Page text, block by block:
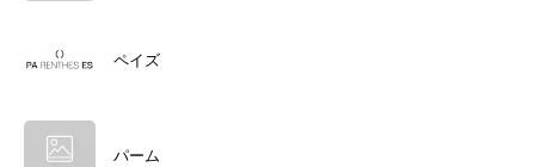
ペイズ
パーム